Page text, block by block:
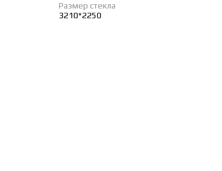
Размер стекла
3210*2250